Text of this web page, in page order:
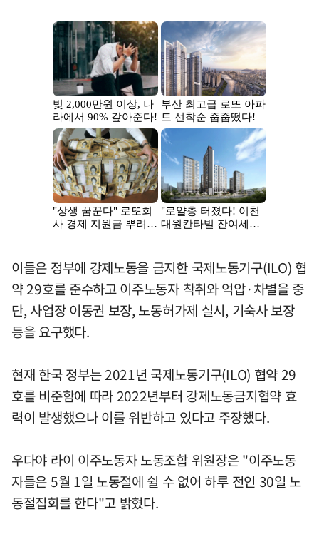
이들은 정부에 강제노동을 금지한 국제노동기구(ILO) 협
약 29호를 준수하고 이주노동자 착취와 억압·차별을 중
단, 사업장 이동권 보장, 노동허가제 실시, 기숙사 보장
등을 요구했다.
현재 한국 정부는 2021년 국제노동기구(ILO) 협약 29
호를 비준함에 따라 2022년부터 강제노동금지협약 효
력이 발생했으나 이를 위반하고 있다고 주장했다.
우다야 라이 이주노동자 노동조합 위원장은 "이주노동
자들은 5월 1일 노동절에 쉴 수 없어 하루 전인 30일 노
동절집회를 한다"고 밝혔다.